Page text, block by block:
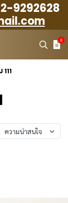
9292628
0
ความน่าสนใจ